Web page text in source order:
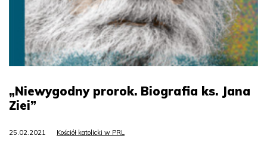
„Niewygodny prorok. Biografia ks. Jana
Ziei”
25.02.2021 Kościół katolicki w PRL